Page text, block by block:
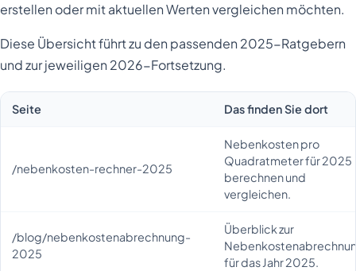
erstellen oder mit aktuellen Werten vergleichen möchten.
Diese Übersicht führt zu den passenden 2025-Ratgebern
und zur jeweiligen 2026-Fortsetzung.
Seite Das finden Sie dort
/nebenkosten-rechner-2025
Nebenkosten pro
Quadratmeter für 2025
berechnen und
vergleichen.
/blog/nebenkostenabrechnung-
2025
Überblick zur
für das Jahr 2025.